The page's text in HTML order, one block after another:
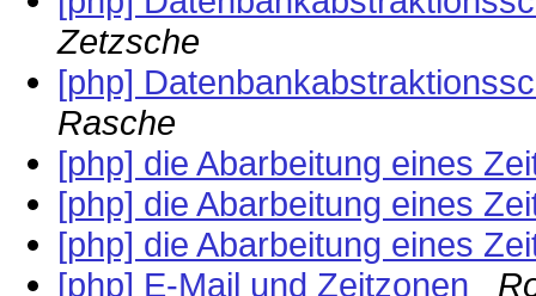
Zetzsche
[php]
Rasche
[php] die Abarbeitung eines
[php] die Abarbeitung eines
[php] die Abarbeitung eines
[php] E-Mail und Zeitzonen